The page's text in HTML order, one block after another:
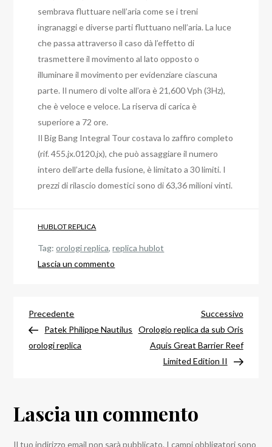
sembrava fluttuare nell’aria come se i treni
ingranaggi e diverse parti fluttuano nell’aria. La luce
che passa attraverso il caso dà l’effetto di
trasmettere il movimento al lato opposto o
illuminare il movimento per evidenziare ciascuna
parte. Il numero di volte all’ora è 21,600 Vph (3Hz),
che è veloce e veloce. La riserva di carica è
superiore a 72 ore.
Il Big Bang Integral Tour costava lo zaffiro completo
(rif. 455.jx.0120.jx), che può assaggiare il numero
intero dell’arte della fusione, è limitato a 30 limiti. I
prezzi di rilascio domestici sono di 63,36 milioni vinti.
HUBLOT REPLICA
Tag:orologi replica,replica hublot
Lascia un commento
Bang
Navigazione
articoli
Articolo
precedente
Precedente
Patek Philippe Nautilus
orologi replica
Successivo
Orologio replica da sub Oris
Aquis Great Barrier Reef
Limited Edition II
Lascia un commento
Il tuo indirizzo email non sarà pubblicato. I campi obbligatori sono